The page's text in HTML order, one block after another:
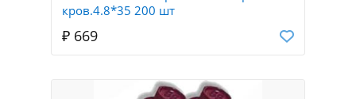
кров.4.8*35 200 шт
₽ 669